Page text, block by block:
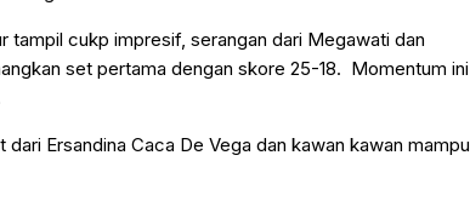
tampil cukp impresif, serangan dari Megawati dan
set pertama dengan skore 25-18. Momentum ini
Ersandina Caca De Vega dan kawan kawan mampu